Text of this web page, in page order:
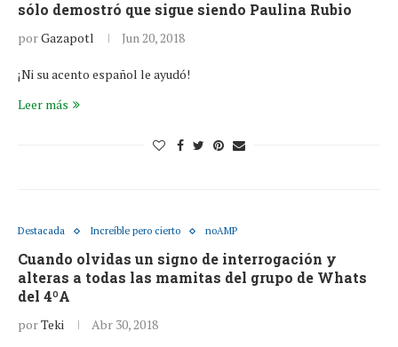
sólo demostró que sigue siendo Paulina Rubio
porGazapotl Jun 20, 2018
¡Ni su acento español le ayudó!
Leer más
Destacada Increíble pero cierto noAMP
Cuando olvidas un signo de interrogación y
alteras a todas las mamitas del grupo de Whats
del 4ºA
porTeki Abr 30, 2018